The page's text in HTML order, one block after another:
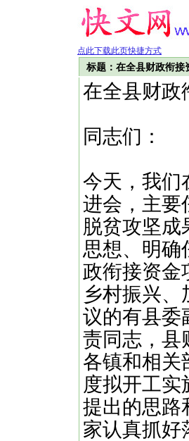
点此下载此页快捷方式
标题：在全县财政衔接
在全县财政
同志们：
今天，我们
进会，主要
脱贫攻坚成
思想、明确
政衔接资金
乡村振兴
议的有县委
责同志，县
各镇和相关
度拟开工
提出的思路
家认真抓好